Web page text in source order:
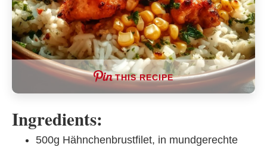
THIS RECIPE
Ingredients:
500g Hähnchenbrustfilet, in mundgerechte